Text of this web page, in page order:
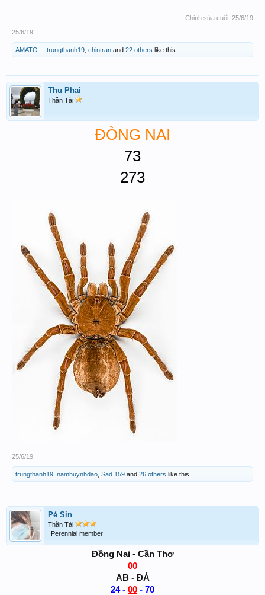
Chỉnh sửa cuối: 25/6/19
25/6/19
AMATO... trungthanh19 chintran and 22 others like this.
Thu Phai
Thần Tài
ĐÒNG NAI
73
273
25/6/19
trungthanh19 namhuynhdao Sad 159 and 26 others like this.
Pé Sin
Thần Tài
Perennial member
Đồng Nai - Cần Thơ
00
AB - ĐÁ
24 - 00 - 70